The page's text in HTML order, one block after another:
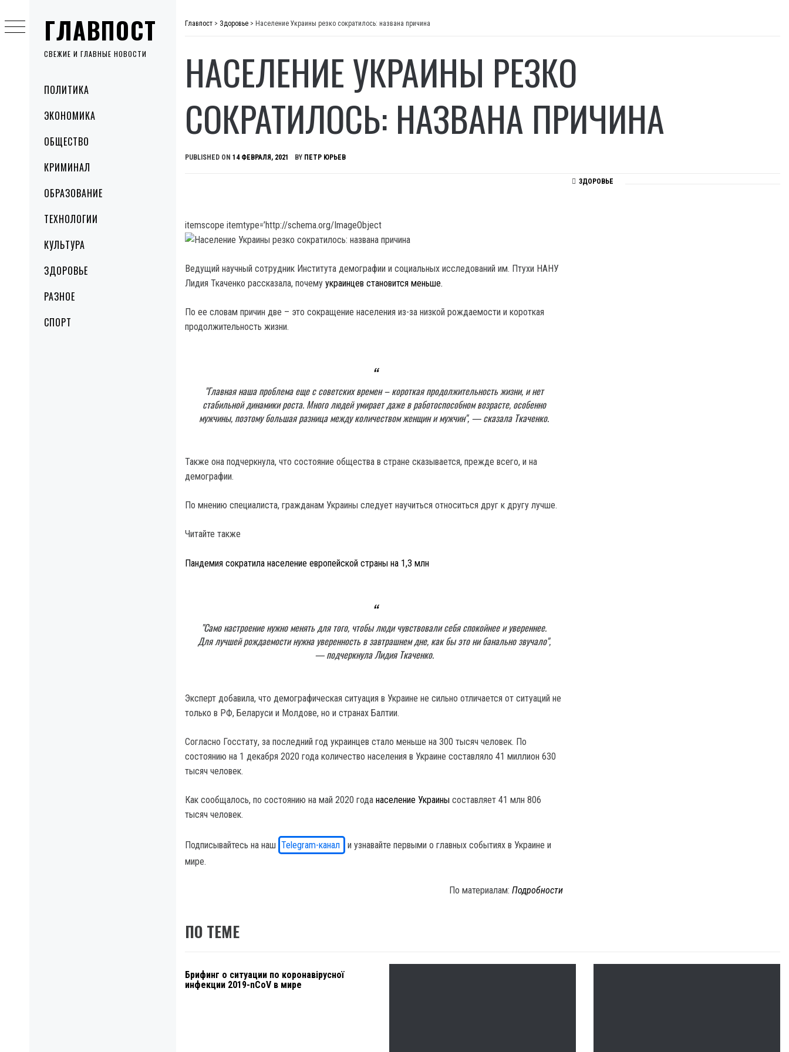
ГЛАВПОСТ
СВЕЖИЕ И ГЛАВНЫЕ НОВОСТИ
MenuПОЛИТИКА
ЭКОНОМИКА
ОБЩЕСТВО
КРИМИНАЛ
ОБРАЗОВАНИЕ
ТЕХНОЛОГИИ
КУЛЬТУРА
ЗДОРОВЬЕ
РАЗНОЕ
СПОРТ
to
content
Главпост > Здоровье > Население Украины резко сократилось: названа причина
НАСЕЛЕНИЕ УКРАИНЫ РЕЗКО
СОКРАТИЛОСЬ: НАЗВАНА ПРИЧИНА
PUBLISHED ON 14 ФЕВРАЛЯ, 2021 BY ПЕТР ЮРЬЕВ
itemscope itemtype=’http://schema.org/ImageObject
Ведущий научный сотрудник Института демографии и социальных исследований им. Птухи НАНУ
Лидия Ткаченко рассказала, почему украинцев становится меньше.
По ее словам причин две – это сокращение населения из-за низкой рождаемости и короткая
продолжительность жизни.
"Главная наша проблема еще с советских времен – короткая продолжительность жизни, и нет
стабильной динамики роста. Много людей умирает даже в работоспособном возрасте, особенно
мужчины, поэтому большая разница между количеством женщин и мужчин", — сказала Ткаченко.
Также она подчеркнула, что состояние общества в стране сказывается, прежде всего, и на
демографии.
По мнению специалиста, гражданам Украины следует научиться относиться друг к другу лучше.
Читайте также
Пандемия сократила население европейской страны на 1,3 млн
"Само настроение нужно менять для того, чтобы люди чувствовали себя спокойнее и увереннее.
Для лучшей рождаемости нужна уверенность в завтрашнем дне, как бы это ни банально звучало",
— подчеркнула Лидия Ткаченко.
Эксперт добавила, что демографическая ситуация в Украине не сильно отличается от ситуаций не
только в РФ, Беларуси и Молдове, но и странах Балтии.
Согласно Госстату, за последний год украинцев стало меньше на 300 тысяч человек. По
состоянию на 1 декабря 2020 года количество населения в Украине составляло 41 миллион 630
тысяч человек.
Как сообщалось, по состоянию на май 2020 года население Украины составляет 41 млн 806
тысяч человек.
Подписывайтесь на наш Telegram-канал
и узнавайте первыми о главных событиях в Украине и
мире.
По материалам:Подробности
ЗДОРОВЬЕ
ПО ТЕМЕ
Брифинг о ситуации по коронавірусної
инфекции 2019-nCoV в мире